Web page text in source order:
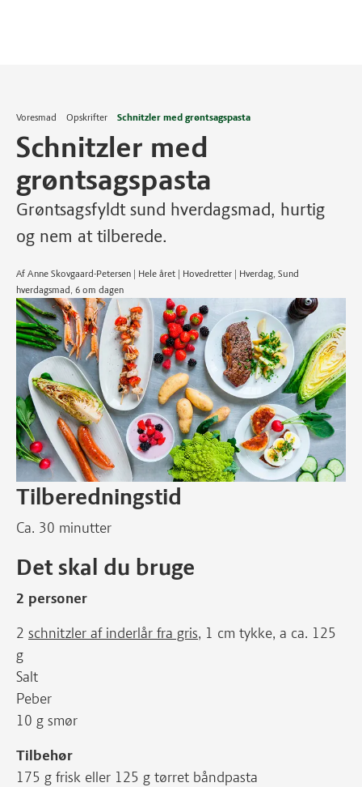
Voresmad Opskrifter Schnitzler med grøntsagspasta
Schnitzler med
grøntsagspasta
Grøntsagsfyldt sund hverdagsmad, hurtig
og nem at tilberede.
Af Anne Skovgaard-Petersen | Hele året | Hovedretter | Hverdag, Sund
hverdagsmad, 6 om dagen
Tilberedningstid
Ca. 30 minutter
Det skal du bruge
2 personer
2 schnitzler af inderlår fra gris, 1 cm tykke, a ca. 125
g
Salt
Peber
10 g smør
Tilbehør
175 g frisk eller 125 g tørret båndpasta